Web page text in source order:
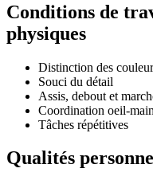
Conditions de
physiques
Distinction des
Souci du détail
Assis, debout et
Coordination oeil-main
Tâches répétitives
Qualités